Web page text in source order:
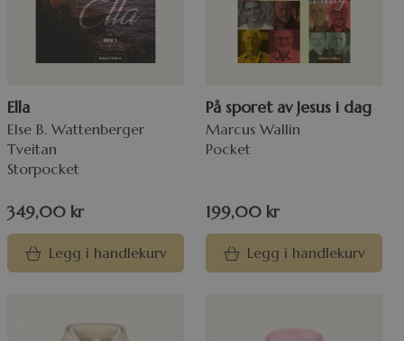
Ella
Else B. Wattenberger
Tveitan
Storpocket
349,00 kr
Legg i handlekurv
På sporet av Jesus i dag
Marcus Wallin
Pocket
199,00 kr
Legg i handlekurv